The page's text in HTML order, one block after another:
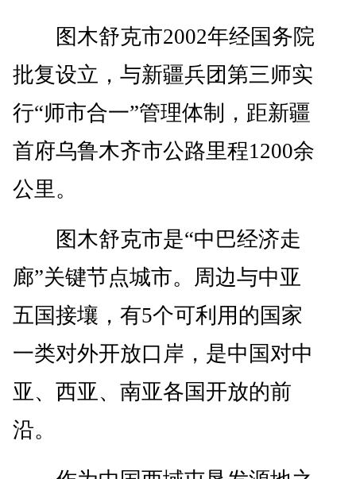
图木舒克市2002年经国务院
批复设立，与新疆兵团第三师实
行“师市合一”管理体制，距新疆
首府乌鲁木齐市公路里程1200余
公里。
图木舒克市是“中巴经济走
廊”关键节点城市。周边与中亚
五国接壤，有5个可利用的国家
一类对外开放口岸，是中国对中
亚、西亚、南亚各国开放的前
沿。